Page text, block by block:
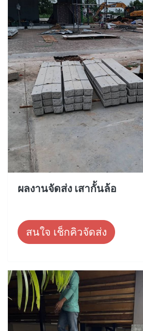
ผลงานจัดส่ง เสากั้นล้อ
สนใจ เช็กคิวจัดส่ง